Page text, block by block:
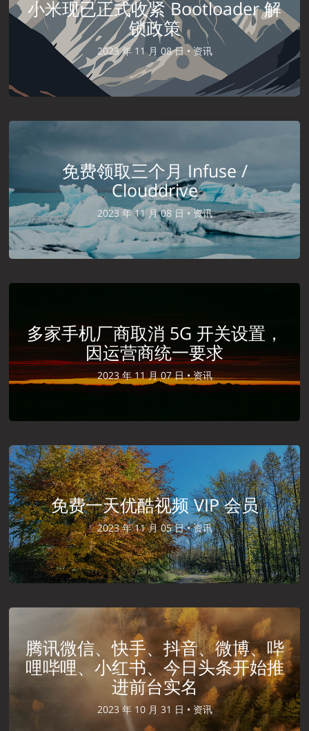
小米现已正式收紧 Bootloader 解
锁政策
2023 年 11 月 08 日 •资讯
免费领取三个月 Infuse /
Clouddrive
2023 年 11 月 08 日 • 资讯
多家手机厂商取消 5G 开关设置，
因运营商统一要求
2023 年 11 月 07 日 •资讯
免费一天优酷视频 VIP 会员
2023 年 11 月 05 日 •资讯
腾讯微信、快手、抖音、微博、哔
哩哔哩、小红书、今日头条开始推
进前台实名
2023 年 10 月 31 日 • 资讯